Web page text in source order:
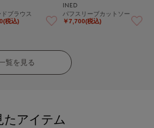
ブラウス
税込)
INED
パフスリーブカットソー
￥7,700(税込)
覧を見る
たアイテム